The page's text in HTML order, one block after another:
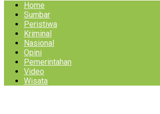
Home
Sumbar
Peristiwa
Kriminal
Nasional
Opini
Pemerintahan
Video
Wisata